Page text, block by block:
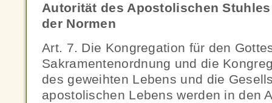
Autorität des Apostolischen
der Normen
Art. 7. Die Kongregation für den
Sakramentenordnung und die
des geweihten Lebens und die
apostolischen Lebens werden in den